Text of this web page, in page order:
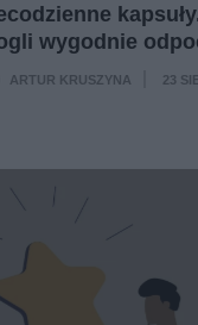
wygodnie
ARTUR KRUSZYNA 23